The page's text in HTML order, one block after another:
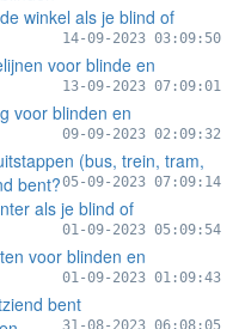
winkel als je blind of
14-09-2023 03:09:50
voor blinde en
13-09-2023 07:09:01
voor blinden en
09-09-2023 02:09:32
(bus, trein, tram,
bent?05-09-2023 07:09:14
als je blind of
01-09-2023 05:09:54
voor blinden en
01-09-2023 01:09:43
bent
31-08-2023 06:08:05